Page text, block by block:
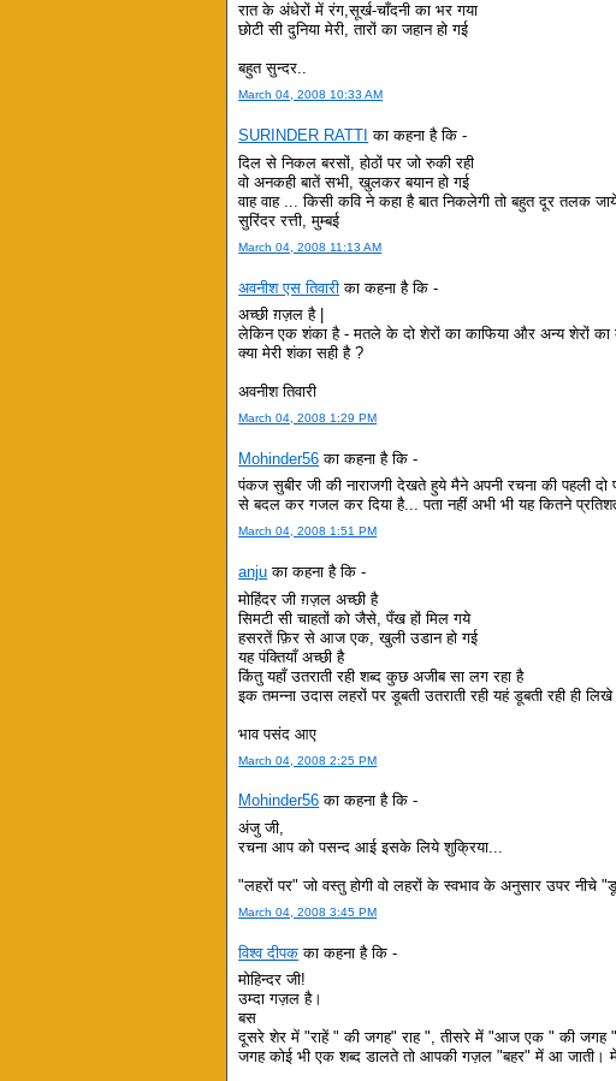
रात के अंधेरों में रंग,सूर्ख-चाँदनी का भर गया
छोटी सी दुनिया मेरी, तारों का जहान हो गई
बहुत सुन्दर..
March 04, 2008 10:33 AM
SURINDER RATTI का कहना है कि -
दिल से निकल बरसों, होठों पर जो रुकी रही
वो अनकही बातें सभी, खुलकर बयान हो गई
वाह वाह ... किसी कवि ने कहा है बात निकलेगी तो बहुत दूर तलक
सुरिंदर रत्ती, मुम्बई
March 04, 2008 11:13 AM
अवनीश एस तिवारी का कहना है कि -
अच्छी ग़ज़ल है |
लेकिन एक शंका है - मतले के दो शेरों का काफिया और अन्य शेरों का
क्या मेरी शंका सही है ?
अवनीश तिवारी
March 04, 2008 1:29 PM
Mohinder56 का कहना है कि -
पंकज सुबीर जी की नाराजगी देखते हुये मैने अपनी रचना की पहली
से बदल कर गजल कर दिया है... पता नहीं अभी भी यह कितने
March 04, 2008 1:51 PM
anju का कहना है कि -
मोहिंदर जी ग़ज़ल अच्छी है
सिमटी सी चाहतों को जैसे, पँख हों मिल गये
हसरतें फ़िर से आज एक, खुली उडान हो गई
यह पंक्तियाँ अच्छी है
किंतु यहाँ उतराती रही शब्द कुछ अजीब सा लग रहा है
इक तमन्ना उदास लहरों पर डूबती उतराती रही यहं डूबती रही ही लिखे
भाव पसंद आए
March 04, 2008 2:25 PM
Mohinder56 का कहना है कि -
अंजु जी,
रचना आप को पसन्द आई इसके लिये शुक्रिया...
"लहरों पर" जो वस्तु होगी वो लहरों के स्वभाव के अनुसार उपर नीचे
March 04, 2008 3:45 PM
विश्व दीपक का कहना है कि -
मोहिन्दर जी!
उम्दा गज़ल है।
बस
दूसरे शेर में "राहें " की जगह" राह ", तीसरे में "आज एक " की जगह
जगह कोई भी एक शब्द डालते तो आपकी गज़ल "बहर" में आ जाती।